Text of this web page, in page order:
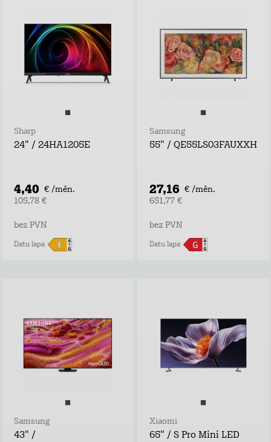
Sharp
24" / 24HA1205E
4,40 € /mēn.
105,78 €
bez PVN
Datu lapa
Samsung
55" / QE55LS03FAUXXH
27,16 € /mēn.
651,77 €
bez PVN
Datu lapa
Samsung
43" /
Xiaomi
65" / S Pro Mini LED